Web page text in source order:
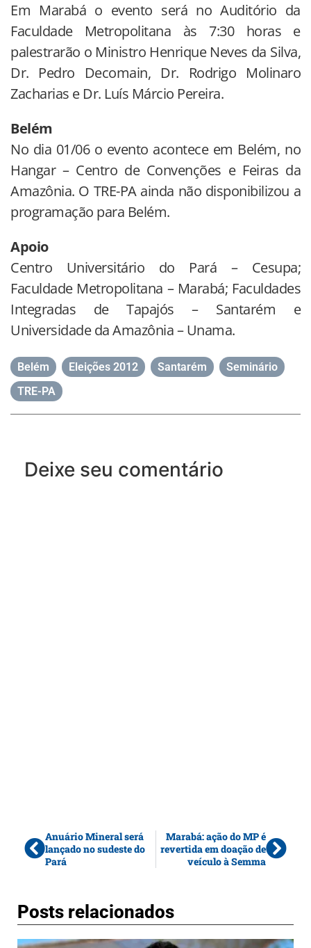
Em Marabá o evento será no Auditório da
Faculdade Metropolitana às 7:30 horas e
palestrarão o Ministro Henrique Neves da Silva,
Dr. Pedro Decomain, Dr. Rodrigo Molinaro
Zacharias e Dr. Luís Márcio Pereira.
Belém
No dia 01/06 o evento acontece em Belém, no
Hangar – Centro de Convenções e Feiras da
Amazônia. O TRE-PA ainda não disponibilizou a
programação para Belém.
Apoio
Centro Universitário do Pará – Cesupa;
Faculdade Metropolitana – Marabá; Faculdades
Integradas de Tapajós – Santarém e
Universidade da Amazônia – Unama.
Belém Eleições 2012 Santarém Seminário
TRE-PA
Deixe seu comentário
Anuário Mineral será
lançado no sudeste do
Pará
Marabá: ação do MP é
revertida em doação de
veículo à Semma
Posts relacionados